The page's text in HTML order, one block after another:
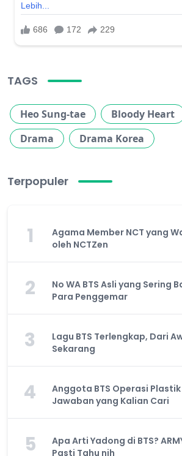
TAGS
Heo Sung-tae Bloody Heart
Drama
Drama Korea
Terpopuler
1
Agama Member NCT yang
oleh NCTZen
2
No WA BTS Asli yang Sering
Para Penggemar
3
Lagu BTS Terlengkap, Dari
Sekarang
4
Anggota BTS Operasi
Jawaban yang Kalian Cari
5
Apa Arti Yadong di BTS?
Pasti Tahu nih